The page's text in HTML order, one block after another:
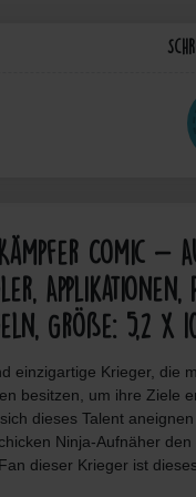
Comic -
Applikationen,
Größe: 5,2 x
einzigartige Krieger, die
besitzen, um ihre Ziele
dieses Talent
Ninja-Aufnäher
dieser Krieger ist